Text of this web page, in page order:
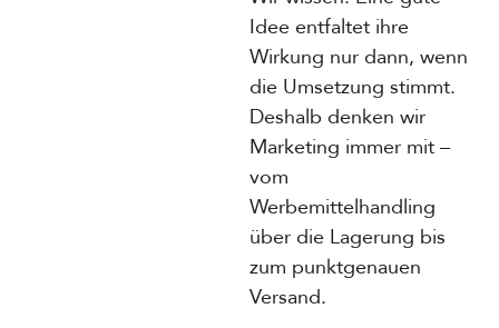
Idee entfaltet ihre
Wirkung nur dann, wenn
die Umsetzung stimmt.
Deshalb denken wir
Marketing immer mit –
vom
Werbemittelhandling
über die Lagerung bis
zum punktgenauen
Versand.